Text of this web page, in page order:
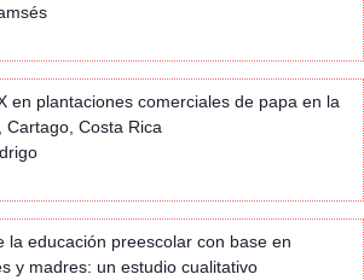
en plantaciones comerciales de papa en la
Cartago, Costa Rica
la educación preescolar con base en
y madres: un estudio cualitativo